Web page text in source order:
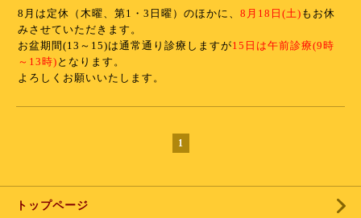
8月は定休（木曜、第1・3日曜）のほかに、 8月18日(土) もお休
みさせていただきます。
お盆期間(13～15)は通常通り診療しますが15日は午前診療(9時
～13時) となります。
よろしくお願いいたします。
1
トップページ